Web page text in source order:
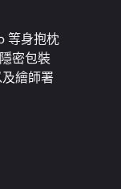
等身抱枕
密包裝
繪師署